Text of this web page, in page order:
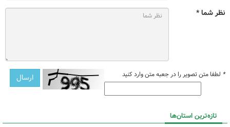
نظر شما *
* لطفا متن تصویر را در جعبه متن وارد کنید
تازه‌ترین استان‌ها